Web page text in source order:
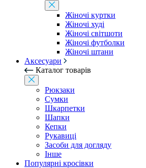
Жіночі куртки
Жіночі худі
Жіночі світшоти
Жіночі футболки
Жіночі штани
Аксесуари
Каталог товарів
Рюкзаки
Сумки
Шкарпетки
Шапки
Кепки
Рукавиці
Засоби для догляду
Інше
Популярні кросівки